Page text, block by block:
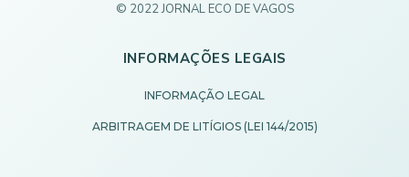
© 2022 JORNAL ECO DE VAGOS
INFORMAÇÕES LEGAIS
INFORMAÇÃO LEGAL
ARBITRAGEM DE LITÍGIOS (LEI 144/2015)